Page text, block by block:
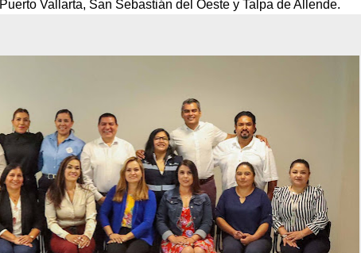
Puerto Vallarta, San Sebastián del Oeste y Talpa de Allende.